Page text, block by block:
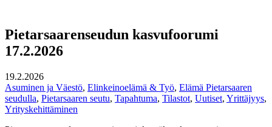
Pietarsaarenseudun kasvufoorumi
17.2.2026
19.2.2026
Asuminen ja Väestö, Elinkeinoelämä & Työ, Elämä Pietarsaaren
seudulla, Pietarsaaren seutu, Tapahtuma, Tilastot, Uutiset, Yrittäjyys,
Yrityskehittäminen